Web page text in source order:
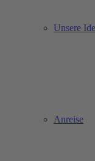
Unsere
Anreise